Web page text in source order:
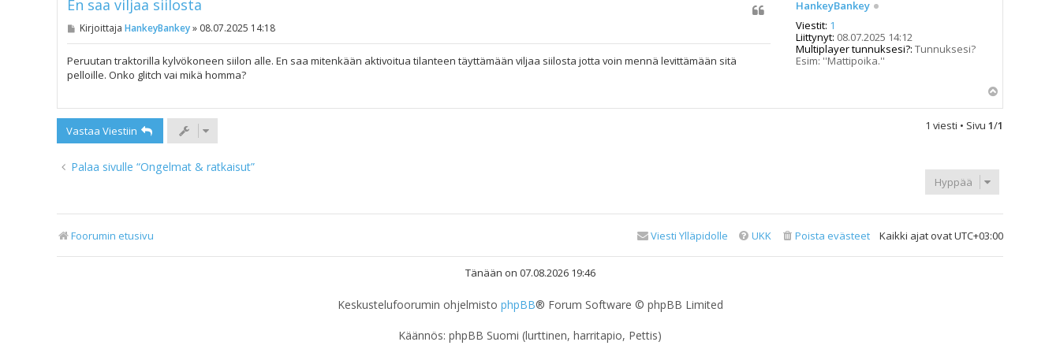
HankeyBankey
Viestit: 1
Liittynyt: 08.07.2025 14:12
Multiplayer tunnuksesi?: Tunnuksesi?
Esim: ''Mattipoika.''
En saa viljaa siilosta
V
s
t
i
Kirjoittaja HankeyBankey» 08.07.2025 14:18
Peruutan traktorilla kylvökoneen siilon alle. En saa mitenkään aktivoitua tilanteen täyttämään viljaa siilosta jotta voin mennä levittämään sitä
pelloille. Onko glitch vai mikä homma?
s
Vastaa Viestiin 1 viesti • Sivu 1/1
Palaa sivulle “Ongelmat & ratkaisut”
Hyppää
Foorumin etusivu Kaikki ajat ovatUTC+03:00
Poista evästeet
UKK
Viesti Ylläpidolle
Tänään on 07.08.2026 19:46
Keskustelufoorumin ohjelmisto phpBB® Forum Software © phpBB Limited
Käännös: phpBB Suomi (lurttinen, harritapio, Pettis)